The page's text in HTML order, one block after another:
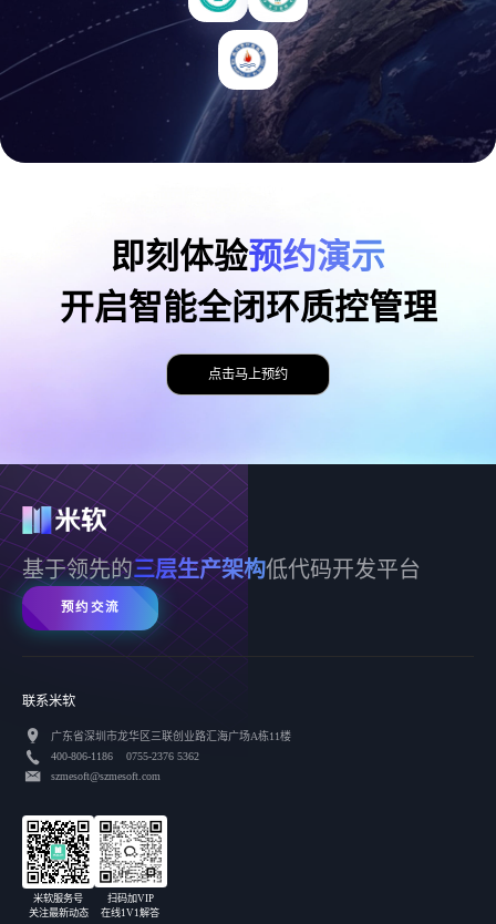
即刻体验预约演示
开启智能全闭环质控管理
点击马上预约
基于领先的三层生产架构低代码开发平台
预约交流
联系米软
广东省深圳市龙华区三联创业路汇海广场A栋11楼
400-806-1186 0755-2376 5362
szmesoft@szmesoft.com
米软服务号
关注最新动态
扫码加VIP
在线1V1解答